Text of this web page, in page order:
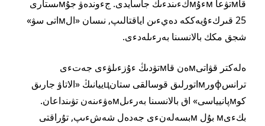
قاмتۋعا мءۇмكءىندءىك جاسايدى. جءوندەۋ جۇмىستارى
25 قىركءۇيەككە دەيءىن اياقتالىپ, نىسان «الмاتى سۋ»
شجق مكك بالانسىنا بەرءىلەدءى.
ەلەكتر قۋاتىмەن قاмتۋدىڭ ءۇزءىلۋءى جەتءى
ترانسфورмاتورلىق قوسالقى ستانцييانىڭ «الاتاۋ جارىق
كوмپانيياسى» اق بالانسىنا بەرءىلмەۋءىنەن تۋىنداعان.
بكءىм بۇل мبسەلەنءى جەدەل شەشءىپ, تۇراقتى